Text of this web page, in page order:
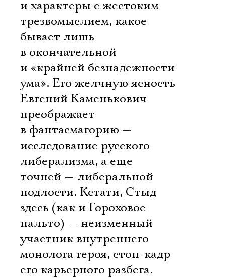
и характеры с жестоким
трезвомыслием, какое
бывает лишь
в окончательной
и «крайней безнадежности
ума». Его желчную ясность
Евгений Каменькович
преображает
в фантасмагорию —
исследование русского
либерализма, а еще
точней — либеральной
подлости. Кстати, Стыд
здесь (как и Гороховое
пальто) — неизменный
участник внутреннего
монолога героя, стоп-кадр
его карьерного разбега.